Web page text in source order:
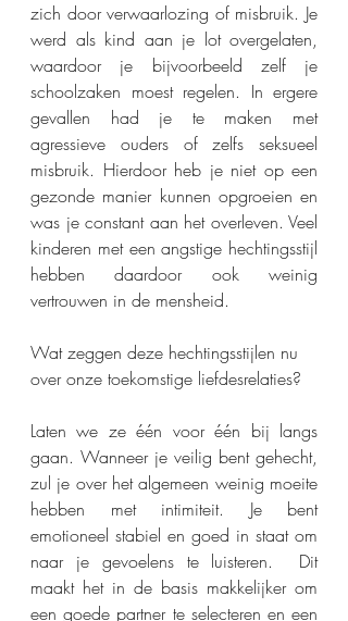
zich door verwaarlozing of misbruik. Je
werd als kind aan je lot overgelaten,
waardoor je bijvoorbeeld zelf je
schoolzaken moest regelen. In ergere
gevallen had je te maken met
agressieve ouders of zelfs seksueel
misbruik. Hierdoor heb je niet op een
gezonde manier kunnen opgroeien en
was je constant aan het overleven. Veel
kinderen met een angstige hechtingsstijl
hebben daardoor ook weinig
vertrouwen in de mensheid.
Wat zeggen deze hechtingsstijlen nu
over onze toekomstige liefdesrelaties?
Laten we ze één voor één bij langs
gaan. Wanneer je veilig bent gehecht,
zul je over het algemeen weinig moeite
hebben met intimiteit. Je bent
emotioneel stabiel en goed in staat om
naar je gevoelens te luisteren.  Dit
maakt het in de basis makkelijker om
een goede partner te selecteren en een